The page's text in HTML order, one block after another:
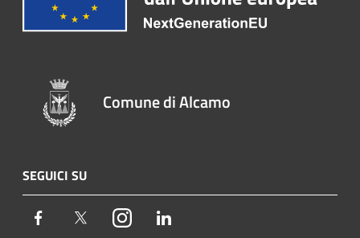
Comune di Alcamo
SEGUICI SU
Facebook TwitterInstagram